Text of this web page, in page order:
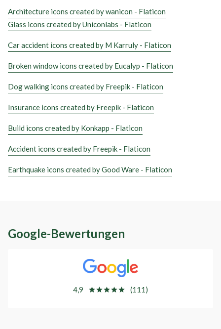
Architecture icons created by wanicon - Flaticon
Glass icons created by Uniconlabs - Flaticon
Car accident icons created by M Karruly - Flaticon
Broken window icons created by Eucalyp - Flaticon
Dog walking icons created by Freepik - Flaticon
Insurance icons created by Freepik - Flaticon
Build icons created by Konkapp - Flaticon
Accident icons created by Freepik - Flaticon
Earthquake icons created by Good Ware - Flaticon
Google-Bewertungen
4,9 starstarstarstarstar (111)